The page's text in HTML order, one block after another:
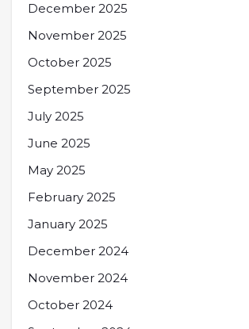
December 2025
November 2025
October 2025
September 2025
July 2025
June 2025
May 2025
February 2025
January 2025
December 2024
November 2024
October 2024